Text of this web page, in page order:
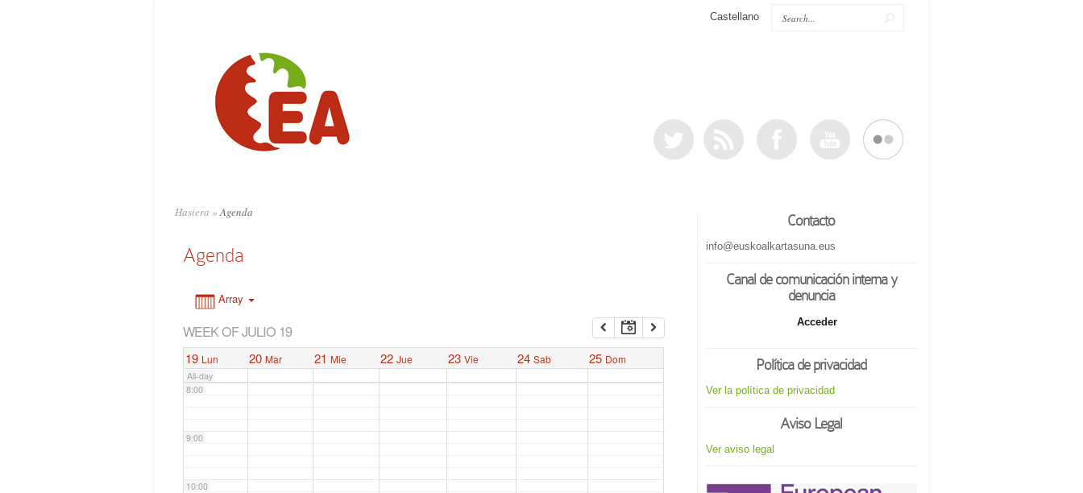
Castellano
Hasiera »Agenda
Agenda
Array
WEEK OF JULIO 19
19 Lun 20 Mar 21 Mie 22 Jue 23 Vie 24 Sab 25 Dom
All-day
6:00
8:00
9:00
10:00
Contacto
info@euskoalkartasuna.eus
Canal de comunicación interna y
denuncia
Acceder
Política de privacidad
Ver la política de privacidad
Aviso Legal
Ver aviso legal